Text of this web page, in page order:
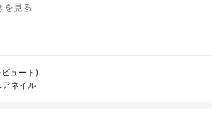
を見る
ュート)
アネイル